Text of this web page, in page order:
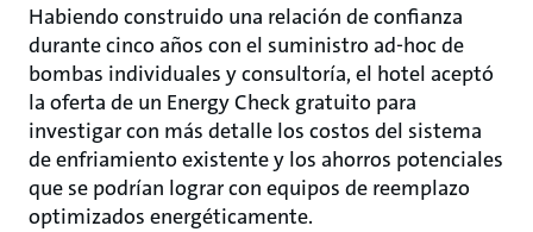
Habiendo construido una relación de confianza
durante cinco años con el suministro ad-hoc de
bombas individuales y consultoría, el hotel aceptó
la oferta de un Energy Check gratuito para
investigar con más detalle los costos del sistema
de enfriamiento existente y los ahorros potenciales
que se podrían lograr con equipos de reemplazo
optimizados energéticamente.